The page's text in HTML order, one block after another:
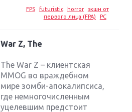
FPS futuristic horror
экшн от
первого лица (FPA)
PC
War Z, The
The War Z – клиентская
MMOG во враждебном
мире зомби-апокалипсиса,
где немногочисленным
уцелевшим предстоит